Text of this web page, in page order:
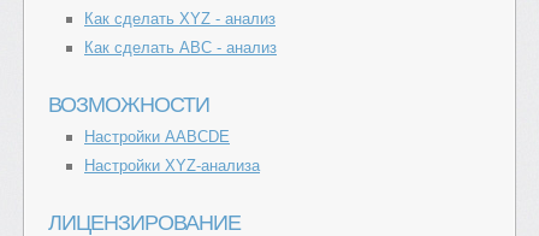
Как сделать XYZ - анализ
Как сделать АВС - анализ
ВОЗМОЖНОСТИ
Настройки AAВCDE
Настройки XYZ-анализа
ЛИЦЕНЗИРОВАНИЕ